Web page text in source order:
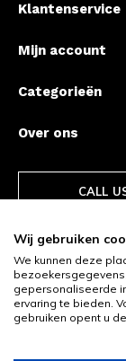
Klantenservice
Mijn account
Categorieën
Over ons
CALL
©
Wij gebruiken
We kunnen deze
gepersonaliseerde
ervaring te bieden.
gebruiken opent u